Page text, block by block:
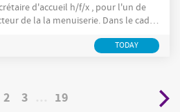
h/f/x , pour l'un de
la menuiserie. Dans le cadre
(h/f), vous serez chargé(e)
TODAY
2 3 19